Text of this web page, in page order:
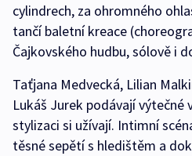
cylindrech, za ohromného
tančí baletní kreace
Čajkovského hudbu, sólově i
Taťjana Medvecká, Lilian
Lukáš Jurek podávají výtečné
stylizaci si užívají. Intimní
těsné sepětí s hledištěm a